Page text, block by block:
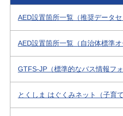
AED設置箇所一覧（推奨データセ
AED設置箇所一覧（自治体標準オ
GTFS-JP（標準的なバス情報フォ
とくしま はぐくみネット（子育て